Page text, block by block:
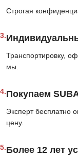
Строгая
3.
Транспортировку,
мы.
4.Покупаем
Эксперт бесплатно
цену.
5.Более 12 лет